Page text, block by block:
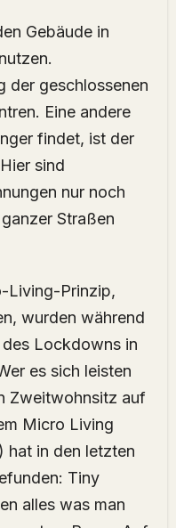
Gebäude in
der geschlossenen
Eine andere
findet, ist der
sind
nur noch
Straßen
Living-Prinzip,
wurden während
Lockdowns in
es sich leisten
Zweitwohnsitz auf
Micro Living
hat in den letzten
Tiny
alles was man